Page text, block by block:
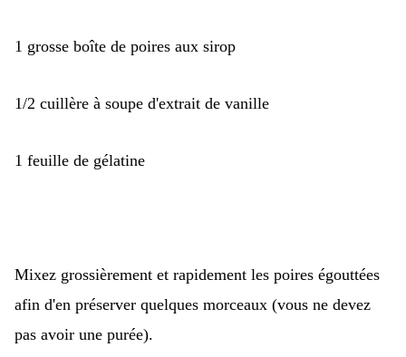
1 grosse boîte de poires aux sirop
1/2 cuillère à soupe d'extrait de vanille
1 feuille de gélatine
Mixez grossièrement et rapidement les poires égouttées
afin d'en préserver quelques morceaux (vous ne devez
pas avoir une purée).